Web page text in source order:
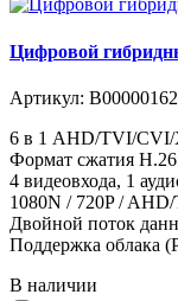
Цифровой
Артикул:
6 в 1 AHD/TVI/
Формат сжатия
4 видеовхода, 1
1080N / 720P /
Двойной поток
Поддержка облака
В наличии